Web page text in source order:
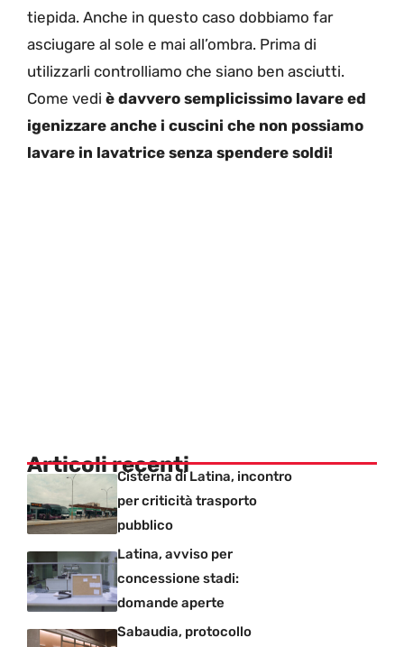
tiepida. Anche in questo caso dobbiamo far
asciugare al sole e mai all’ombra. Prima di
utilizzarli controlliamo che siano ben asciutti.
Come vedi è davvero semplicissimo lavare ed
igenizzare anche i cuscini che non possiamo
lavare in lavatrice senza spendere soldi!
Articoli recentiCisterna di Latina, incontro
per criticità trasporto
pubblico
Latina, avviso per
concessione stadi:
domande aperte
Sabaudia, protocollo